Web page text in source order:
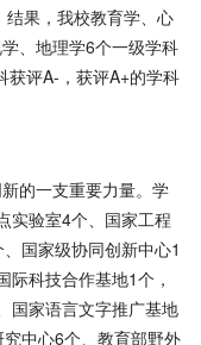
果，我校教育学、心
、地理学6个一级学科
获评A-，获评A+的学科
的一支重要力量。学
实验室4个、国家工程
国家级协同创新中心1
科技合作基地1个，
国家语言文字推广基地
中心6个、教育部野外